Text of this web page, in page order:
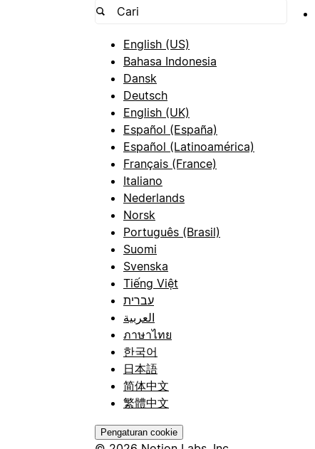
English (US)
Bahasa Indonesia
Dansk
Deutsch
English (UK)
Español (España)
Español (Latinoamérica)
Français (France)
Italiano
Nederlands
Norsk
Português (Brasil)
Suomi
Svenska
Tiếng Việt
עברית
العربية
ภาษาไทย
한국어
日本語
简体中文
繁體中文
Pengaturan cookie